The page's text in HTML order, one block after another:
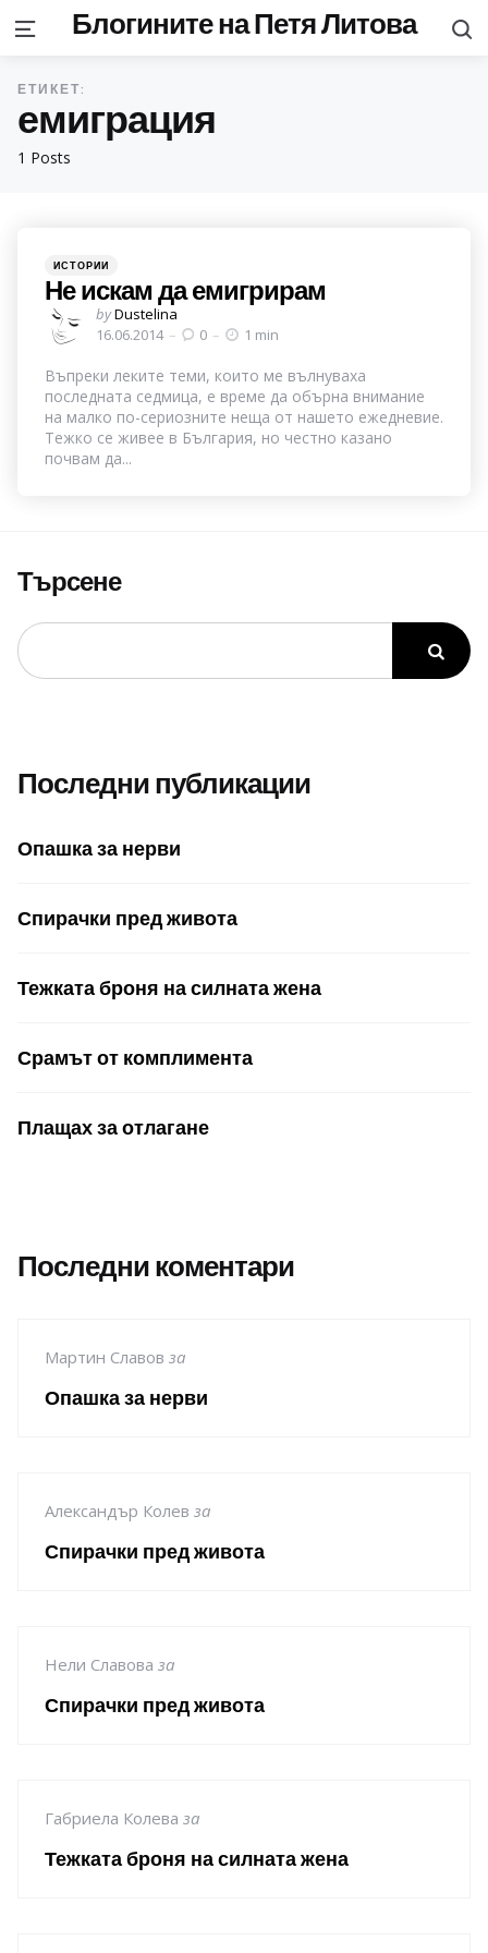
MenuБлогините на Петя Литова
1 Posts
ЕТИКЕТ:
емиграция
Categories
Posted
ИСТОРИИ
Не искам да емигрирам
Posted
by
byDustelina
16.06.2014
0 1 min
Въпреки леките теми, които ме вълнуваха
последната седмица, е време да обърна внимание
на малко по-сериозните неща от нашето ежедневие.
Тежко се живее в България, но честно казано
почвам да...
Търсене
Последни публикации
Опашка за нерви
Спирачки пред живота
Тежката броня на силната жена
Срамът от комплимента
Плащах за отлагане
Последни коментари
Мартин Славов за
Опашка за нерви
Александър Колев за
Спирачки пред живота
Нели Славова за
Спирачки пред живота
Габриела Колева за
Тежката броня на силната жена